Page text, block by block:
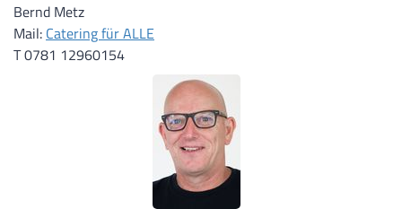
Bernd Metz
Mail: Catering für ALLE
T 0781 12960154